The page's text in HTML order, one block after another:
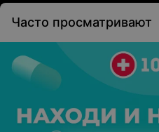
Часто просматривают